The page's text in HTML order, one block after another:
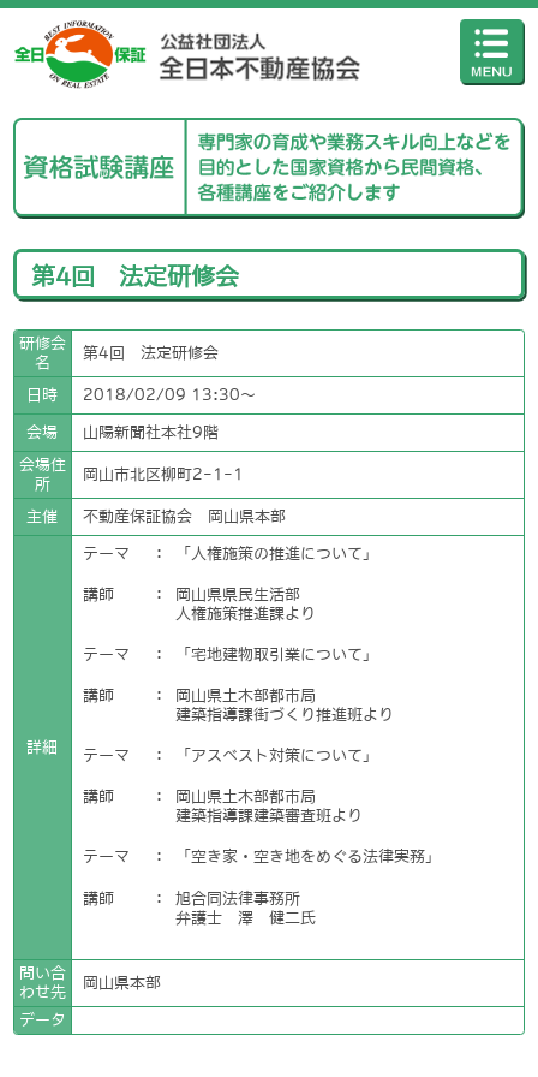
第4回 法定研修会
研修会
名
第4回 法定研修会
日時 2018/02/09 13:30〜
会場 山陽新聞社本社9階
会場住
所
岡山市北区柳町2-1-1
主催 不動産保証協会 岡山県本部
詳細
テーマ ： 「人権施策の推進について」
講師 ：
岡山県県民生活部
人権施策推進課より
テーマ ： 「宅地建物取引業について」
講師 ：
岡山県土木部都市局
建築指導課街づくり推進班より
テーマ ： 「アスベスト対策について」
講師 ：
岡山県土木部都市局
建築指導課建築審査班より
テーマ ： 「空き家・空き地をめぐる法律実務」
講師 ：
旭合同法律事務所
弁護士 澤 健二氏
問い合
わせ先
岡山県本部
データ